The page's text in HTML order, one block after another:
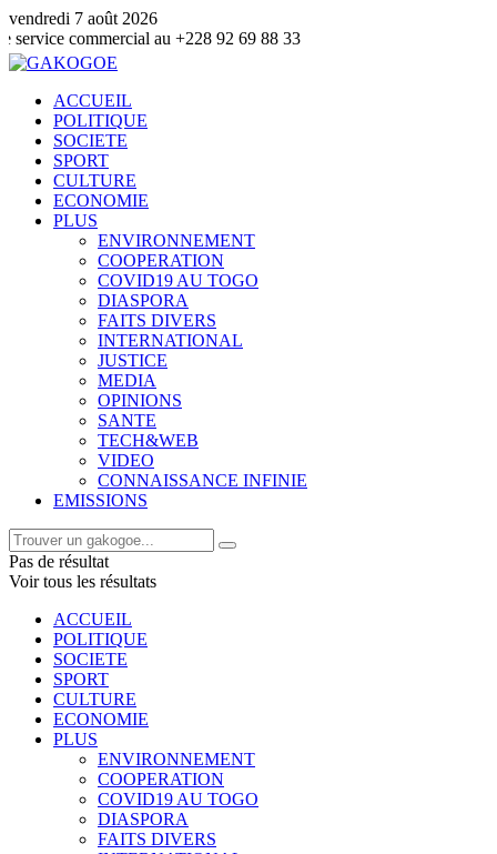
vendredi 7 août 2026
au +228 92 69 88 33
ACCUEIL
POLITIQUE
SOCIETE
SPORT
CULTURE
ECONOMIE
PLUS
ENVIRONNEMENT
COOPERATION
COVID19 AU TOGO
DIASPORA
FAITS DIVERS
INTERNATIONAL
JUSTICE
MEDIA
OPINIONS
SANTE
TECH&WEB
VIDEO
CONNAISSANCE INFINIE
EMISSIONS
Pas de résultat
Voir tous les résultats
ACCUEIL
POLITIQUE
SOCIETE
SPORT
CULTURE
ECONOMIE
PLUS
ENVIRONNEMENT
COOPERATION
COVID19 AU TOGO
DIASPORA
FAITS DIVERS